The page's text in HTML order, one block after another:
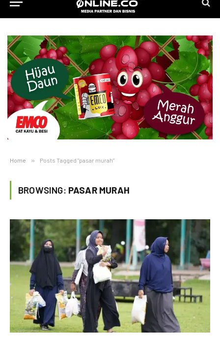
Home » Posts Tagged "pasar murah"
BROWSING: PASAR MURAH